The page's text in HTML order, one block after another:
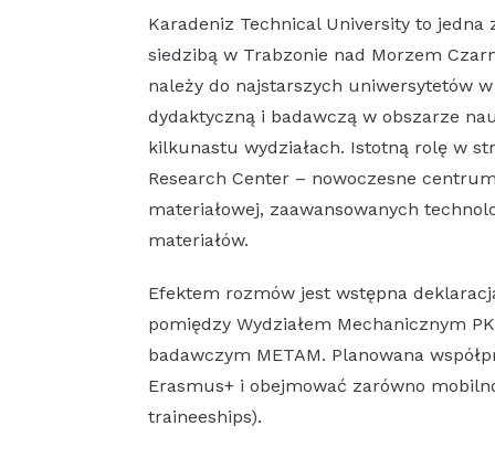
Karadeniz Technical University to
siedzibą w Trabzonie nad Morzem
należy do najstarszych uniwersytetów
dydaktyczną i badawczą w obszarze
kilkunastu wydziałach. Istotną rolę w
Research Center – nowoczesne
materiałowej, zaawansowanych
materiałów.
Efektem rozmów jest wstępna
pomiędzy Wydziałem Mechanicznym
badawczym METAM. Planowana
Erasmus+ i obejmować zarówno
traineeships).